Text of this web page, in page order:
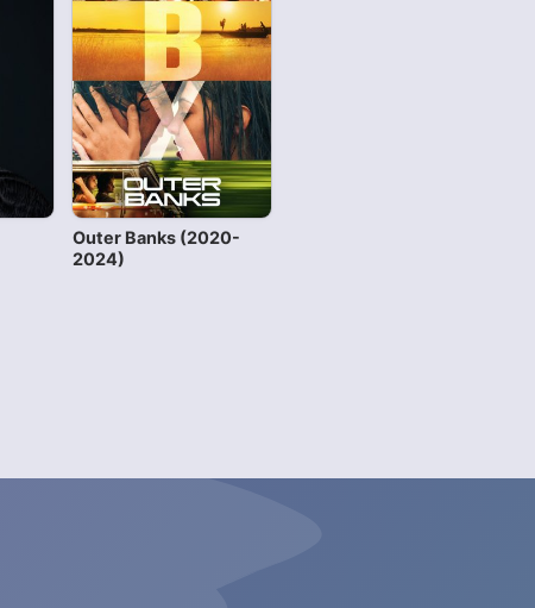
Outer Banks (2020-
2024)